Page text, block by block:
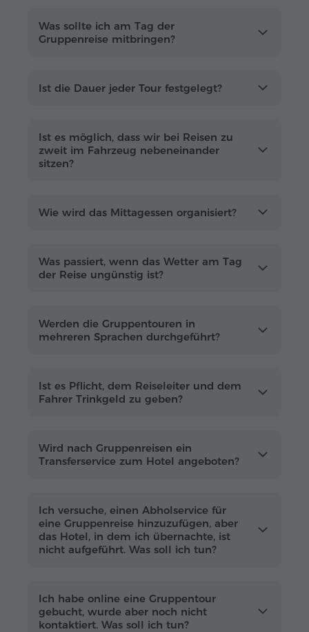
neue Reisende kennenlernen
englischsprachige Guides
Hotels)
Service an Bord (WLAN, Kekse, Wasser)
Ermäßigungen für Kinder
Armenien. Wählen Sie ein Datum und
buchen Sie Ihre Tour online
lebendig werden lassen.
Was sollte ich am Tag der
Gruppenreise mitbringen?
Ist die Dauer jeder Tour festgelegt?
Ist es möglich, dass wir bei Reisen zu
zweit im Fahrzeug nebeneinander
sitzen?
Wie wird das Mittagessen organisiert?
Was passiert, wenn das Wetter am Tag
der Reise ungünstig ist?
Werden die Gruppentouren in
mehreren Sprachen durchgeführt?
Ist es Pflicht, dem Reiseleiter und dem
Fahrer Trinkgeld zu geben?
Wird nach Gruppenreisen ein
Transferservice zum Hotel angeboten?
Ich versuche, einen Abholservice für
eine Gruppenreise hinzuzufügen, aber
das Hotel, in dem ich übernachte, ist
nicht aufgeführt. Was soll ich tun?
Ich habe online eine Gruppentour
gebucht, wurde aber noch nicht
kontaktiert. Was soll ich tun?